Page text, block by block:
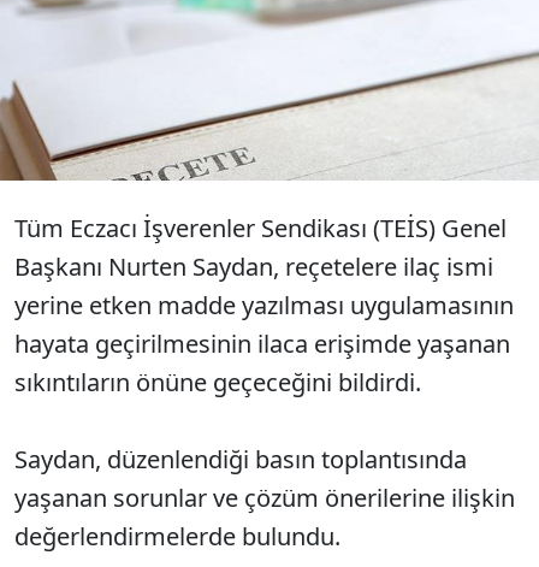
yaşanacaktır. Bu yüzden yerli ilaç üretimi ve
reçeteye ilaç ismi değil etken maddenin yazılması
uygulamasına bir an önce geçilmelidir"
açıklamasını yaptı.
Tüm Eczacı İşverenler Sendikası (TEİS) Genel
Başkanı Nurten Saydan, reçetelere ilaç ismi
yerine etken madde yazılması uygulamasının
hayata geçirilmesinin ilaca erişimde yaşanan
sıkıntıların önüne geçeceğini bildirdi.
Saydan, düzenlendiği basın toplantısında
yaşanan sorunlar ve çözüm önerilerine ilişkin
değerlendirmelerde bulundu.